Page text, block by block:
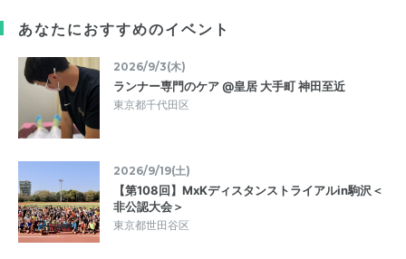
あなたにおすすめのイベント
2026/9/3(木)
ランナー専門のケア @皇居 大手町 神田至近
東京都千代田区
2026/9/19(土)
【第108回】MxKディスタンストライアルin駒沢＜
非公認大会＞
東京都世田谷区